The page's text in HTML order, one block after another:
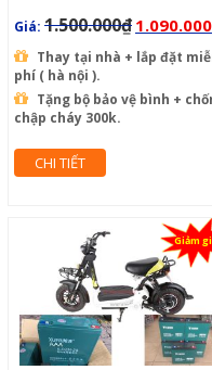
Giá: 1.500.000₫ 1.090.000
Thay tại nhà + lắp đặt
phí ( hà nội ).
Tặng bộ bảo vệ bình +
chập cháy 300k.
CHI TIẾT
Giảm